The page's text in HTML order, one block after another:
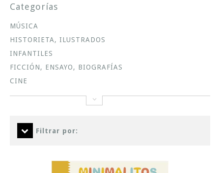
Categorías
MÚSICA
HISTORIETA, ILUSTRADOS
INFANTILES
FICCIÓN, ENSAYO, BIOGRAFÍAS
CINE
Filtrar por: